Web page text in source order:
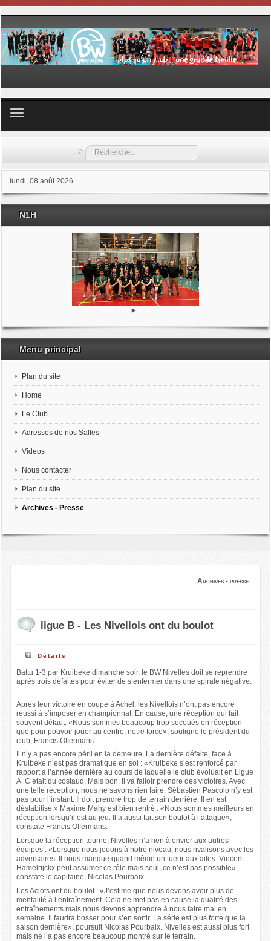
Les samedis du sport
Les stages
Documents
Rechercher
lundi, 08 août 2026
N1H
Menu principal
Plan du site
Home
Le Club
Adresses de nos Salles
Videos
Nous contacter
Plan du site
Archives - Presse
Archives - presse
ligue B - Les Nivellois ont du boulot
Détails
Battu 1-3 par Kruibeke dimanche soir, le BW Nivelles doit se reprendre
après trois défaites pour éviter de s’enfermer dans une spirale négative.
Après leur victoire en coupe à Achel, les Nivellois n’ont pas encore
réussi à s’imposer en championnat. En cause, une réception qui fait
souvent défaut. «Nous sommes beaucoup trop secoués en réception
que pour pouvoir jouer au centre, notre force», souligne le président du
club, Francis Offermans.
Il n’y a pas encore péril en la demeure. La dernière défaite, face à
Kruibeke n’est pas dramatique en soi : «Kruibeke s’est renforcé par
rapport à l’année dernière au cours de laquelle le club évoluait en Ligue
A. C’était du costaud. Mais bon, il va falloir prendre des victoires. Avec
une telle réception, nous ne savons rien faire. Sébastien Pascolo n’y est
pas pour l’instant. Il doit prendre trop de terrain derrière. Il en est
déstabilisé.» Maxime Mahy est bien rentré : «Nous sommes meilleurs en
réception lorsqu’il est au jeu. Il a aussi fait son boulot à l’attaque»,
constate Francis Offermans.
Lorsque la réception tourne, Nivelles n’a rien à envier aux autres
équipes : «Lorsque nous jouons à notre niveau, nous rivalisons avec les
adversaires. Il nous manque quand même un tueur aux ailes. Vincent
Hamelrijckx peut assumer ce rôle mais seul, ce n’est pas possible»,
constate le capitaine, Nicolas Pourbaix.
Les Aclots ont du boulot : «J’estime que nous devons avoir plus de
mentalité à l’entraînement. Cela ne met pas en cause la qualité des
entraînements mais nous devons apprendre à nous faire mal en
semaine. Il faudra bosser pour s’en sortir. La série est plus forte que la
saison dernière», poursuit Nicolas Pourbaix. Nivelles est aussi plus fort
mais ne l’a pas encore beaucoup montré sur le terrain.